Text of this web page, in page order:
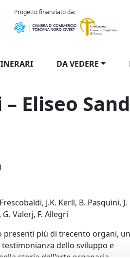
Progetto finanziato da:
DA VEDERE
Eliseo
Sandretti
J.K. Kerll, B. Pasquini, J.
Valerj, F. Allegri
presenti più di trecento organi, un
dello sviluppo e